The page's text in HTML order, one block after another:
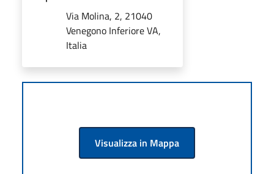
Via Molina, 2, 21040
Venegono Inferiore VA,
Italia
Visualizza in Mappa